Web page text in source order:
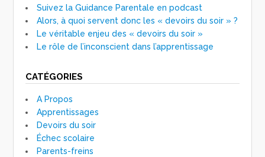
Suivez la Guidance Parentale en podcast
Alors, à quoi servent donc les « devoirs du soir » ?
Le véritable enjeu des « devoirs du soir »
Le rôle de l’inconscient dans l’apprentissage
CATÉGORIES
A Propos
Apprentissages
Devoirs du soir
Échec scolaire
Parents-freins